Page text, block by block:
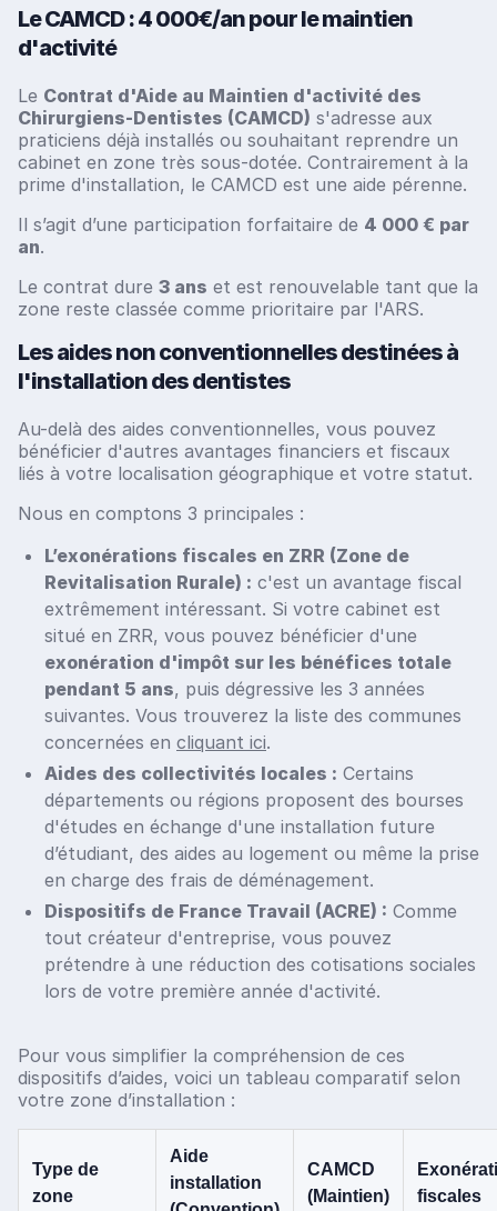
Le CAMCD : 4 000€/an pour le maintien
d'activité
Le Contrat d'Aide au Maintien d'activité des
Chirurgiens-Dentistes (CAMCD) s'adresse aux
praticiens déjà installés ou souhaitant reprendre un
cabinet en zone très sous-dotée. Contrairement à la
prime d'installation, le CAMCD est une aide pérenne.
Il s’agit d’une participation forfaitaire de 4 000 € par
an.
Le contrat dure 3 ans et est renouvelable tant que la
zone reste classée comme prioritaire par l'ARS.
Les aides non conventionnelles destinées à
l'installation des dentistes
Au-delà des aides conventionnelles, vous pouvez
bénéficier d'autres avantages financiers et fiscaux
liés à votre localisation géographique et votre statut.
Nous en comptons 3 principales :
L’exonérations fiscales en ZRR (Zone de
Revitalisation Rurale) : c'est un avantage fiscal
extrêmement intéressant. Si votre cabinet est
situé en ZRR, vous pouvez bénéficier d'une
exonération d'impôt sur les bénéfices totale
pendant 5 ans, puis dégressive les 3 années
suivantes. Vous trouverez la liste des communes
concernées en cliquant ici.
Aides des collectivités locales : Certains
départements ou régions proposent des bourses
d'études en échange d'une installation future
d’étudiant, des aides au logement ou même la prise
en charge des frais de déménagement.
Dispositifs de France Travail (ACRE) : Comme
tout créateur d'entreprise, vous pouvez
prétendre à une réduction des cotisations sociales
lors de votre première année d'activité.
Pour vous simplifier la compréhension de ces
dispositifs d’aides, voici un tableau comparatif selon
votre zone d’installation :
Type de
zone
Aide
installation
CAMCD
(Maintien)
fiscales